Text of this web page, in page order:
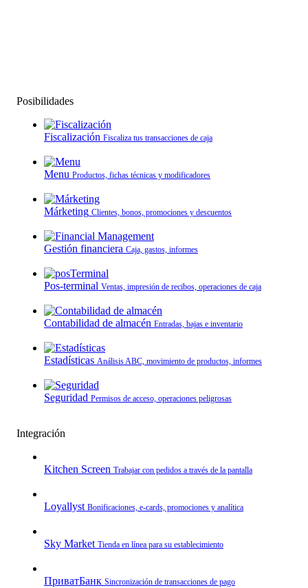
Posibilidades
Fiscalización Fiscaliza tus transacciones de caja
Menu Productos, fichas técnicas y modificadores
Márketing Clientes, bonos, promociones y descuentos
Gestión financiera Caja, gastos, informes
Pos-terminal Ventas, impresión de recibos, operaciones de caja
Contabilidad de almacén Entradas, bajas e inventario
Estadísticas Análisis ABC, movimiento de productos, informes
Seguridad Permisos de acceso, operaciones peligrosas
Integración
Kitchen Screen Trabajar con pedidos a través de la pantalla
Loyallyst Bonificaciones, e‑cards, promociones y analítica
Sky Market Tienda en línea para su establecimiento
ПриватБанк Sincronización de transacciones de pago